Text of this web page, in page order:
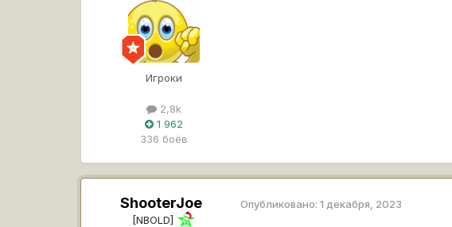
Игроки
2,8k
1 962
336 боёв
ShooterJoe
[NBOLD]
Опубликовано:1 декабря, 2023